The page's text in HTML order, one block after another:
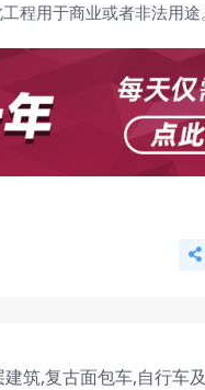
程用于商业或者非法用
建筑,复古面包车,自行车